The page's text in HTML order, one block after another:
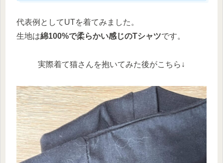
代表例としてUTを着てみました。
生地は綿100%で柔らかい感じのTシャツです。
実際着て猫さんを抱いてみた後がこちら↓